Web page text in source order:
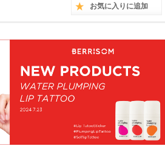
お気に入りに追加